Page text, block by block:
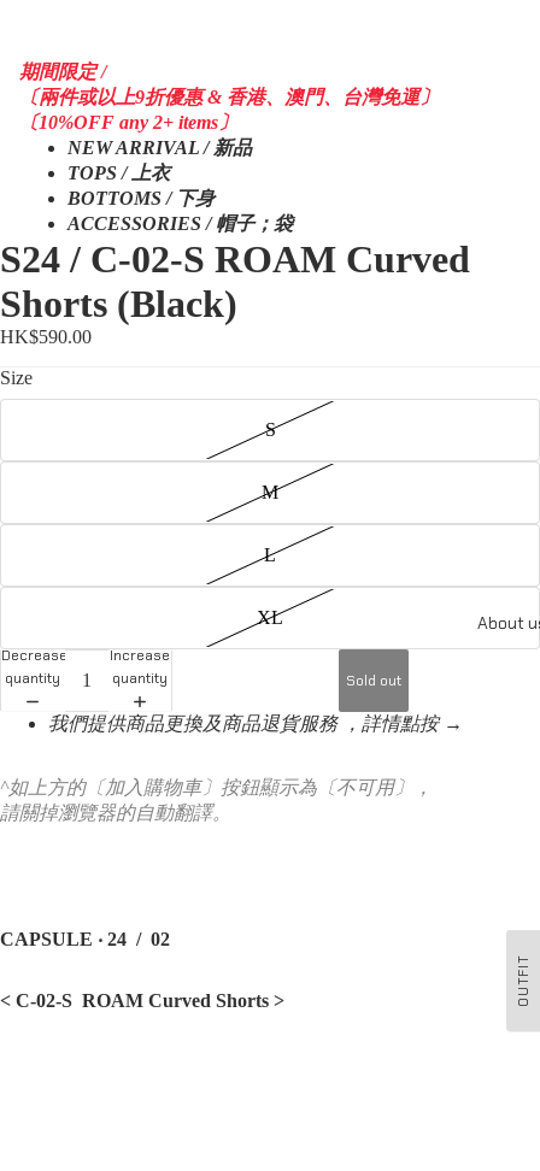
About
OUTFIT
期間限定 /
〔兩件或以上9折優惠 & 香港、澳門、台灣免運〕
〔10%OFF any 2+ items〕
NEW ARRIVAL / 新品
TOPS / 上衣
BOTTOMS / 下身
ACCESSORIES / 帽子；袋
S24 / C-02-S ROAM Curved
Shorts (Black)
HK$590.00
Size
S
M
L
XL
Decrease
quantity
Increase
quantity
Sold out
我們提供商品更換及商品退貨服務 ，詳情點按 →
^如上方的〔加入購物車〕按鈕顯示為〔不可用〕，
請關掉瀏覽器的自動翻譯。
CAPSULE ‧ 24 / 02
< C-02-S ROAM Curved Shorts >